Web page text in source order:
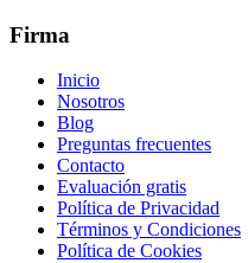
Firma
Inicio
Nosotros
Blog
Preguntas frecuentes
Contacto
Evaluación gratis
Política de Privacidad
Términos y Condiciones
Política de Cookies